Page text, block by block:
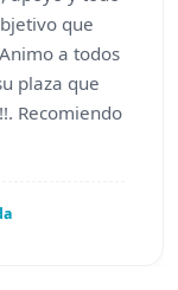
que
a todos
plaza que
Recomiendo